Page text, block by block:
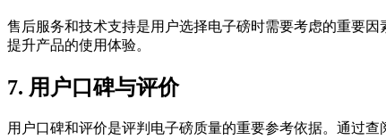
售后服务和技术支持是用户选择电子磅时需要考虑的重要
提升产品的使用体验。
7. 用户口碑与评价
用户口碑和评价是评判电子磅质量的重要参考依据。通过